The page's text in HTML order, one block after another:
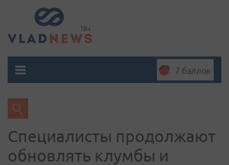
7 баллов
Специалисты продолжают
обновлять клумбы и